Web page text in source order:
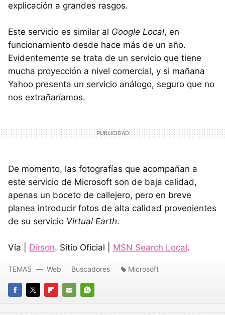
explicación a grandes rasgos.
Este servicio es similar al Google Local, en
funcionamiento desde hace más de un año.
Evidentemente se trata de un servicio que tiene
mucha proyección a nivel comercial, y si mañana
Yahoo presenta un servicio análogo, seguro que no
nos extrañaríamos.
De momento, las fotografías que acompañan a
este servicio de Microsoft son de baja calidad,
apenas un boceto de callejero, pero en breve
planea introducir fotos de alta calidad provenientes
de su servicio Virtual Earth.
Vía | Dirson. Sitio Oficial | MSN Search Local.
FACEBOOK
TWITTERFLIPBOARD
E-
WHATSAPP
TEMAS Web Buscadores Microsoft